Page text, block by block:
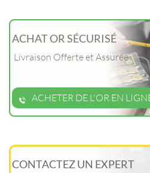
ACHAT OR SÉCURISÉ
Livraison Offerte et Assurée
ACHETER DE L'OR EN
CONTACTEZ UN EXPERT